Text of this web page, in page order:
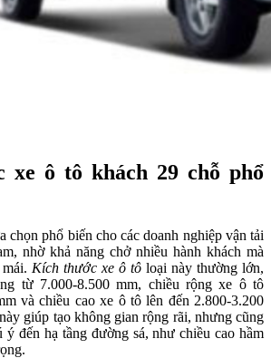
xe ô tô khách 29 chỗ phổ
chọn phổ biến cho các doanh nghiệp vận tải
nhờ khả năng chở nhiều hành khách mà
Kích thước xe ô tô loại này thường lớn,
từ 7.000-8.500 mm, chiều rộng xe ô tô
và chiều cao xe ô tô lên đến 2.800-3.200
giúp tạo không gian rộng rãi, nhưng cũng
đến hạ tầng đường sá, như chiều cao hầm